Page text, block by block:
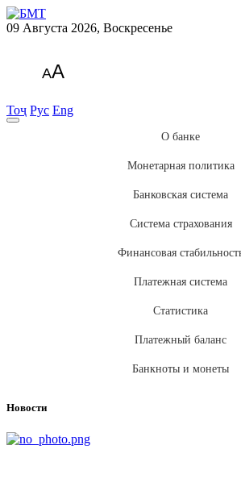
09 Августа 2026, Воскресенье
AA
Тоҷ Рус Eng
О банке
Монетарная политика
Банковская система
Система страхования
Финансовая
Платежная система
Статистика
Платежный баланс
Банкноты и монеты
Новости